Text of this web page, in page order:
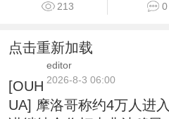
213 0
点击重新加载
editor
2026-8-3 06:00
[OUH
UA] 摩洛哥称约4万人进